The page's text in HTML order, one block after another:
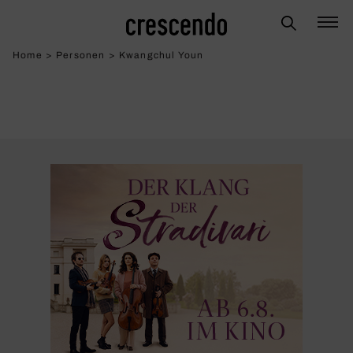
Home > Personen > Kwangchul Youn